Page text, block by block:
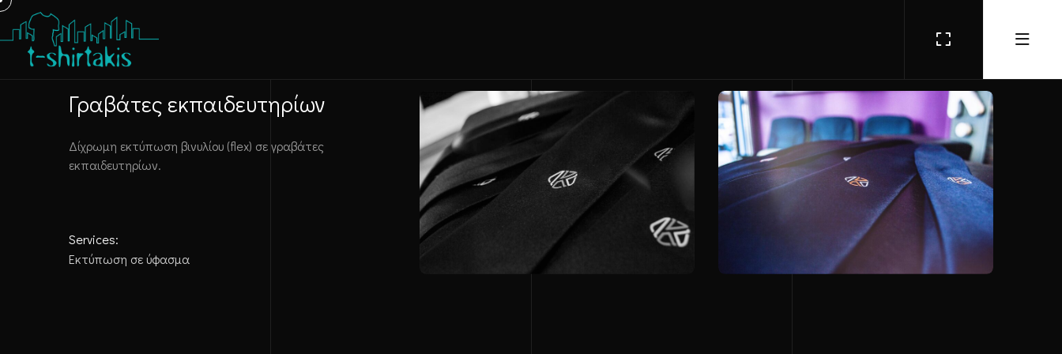
Γραβάτες εκπαιδευτηρίων
Δίχρωμη εκτύπωση βινυλίου (flex) σε γραβάτες
εκπαιδευτηρίων.
Services:
Εκτύπωση σε ύφασμα